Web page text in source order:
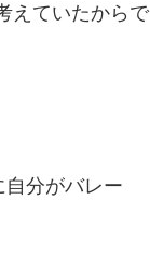
えていたからで
分がバレー